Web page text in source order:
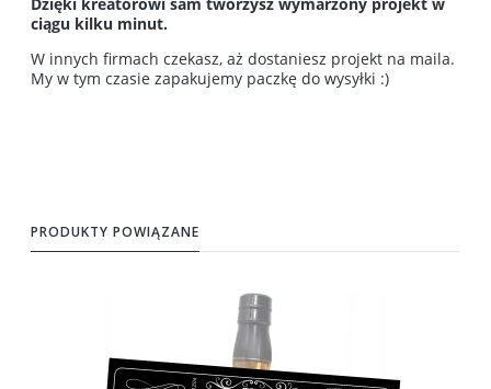
ciągu kilku minut.
W innych firmach czekasz, aż dostaniesz projekt na maila.
My w tym czasie zapakujemy paczkę do wysyłki :)
PRODUKTY POWIĄZANE